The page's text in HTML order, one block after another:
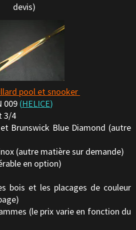
devis)
pool et snooker
009 (HELICE)
3/4
Brunswick Blue Diamond (autre
(autre matière sur demande)
en option)
bois et les placages de couleur
(le prix varie en fonction du